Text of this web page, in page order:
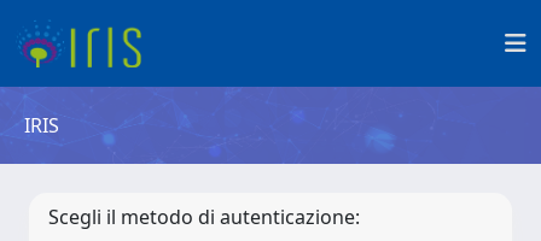
IRIS
Scegli il metodo di autenticazione: